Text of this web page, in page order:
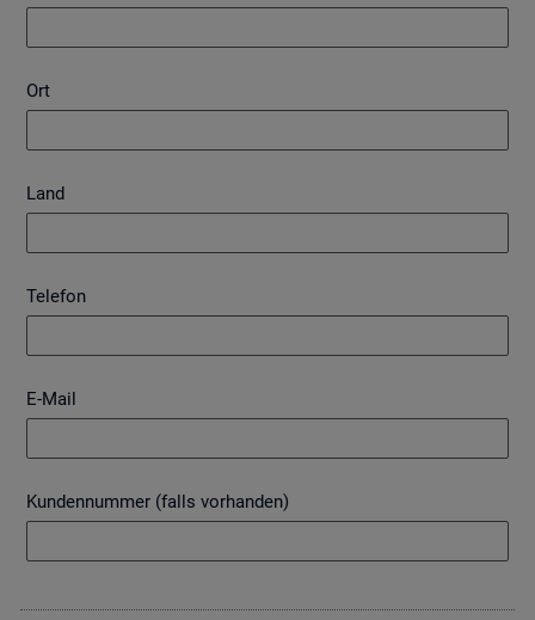
Ort
Land
Telefon
E-Mail
Kundennummer (falls vorhanden)